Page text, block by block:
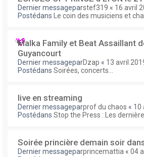
Dernier messageparstef319 « 16 avril
Postédans
Le coin des musiciens et
Malka Family et Beat Assaillant
Guyancourt
Dernier messageparDzap « 13 avril
Postédans Soirées, concerts...
live en streaming
Dernier messageparprof du chaos « 10
Postédans Stop the Press : Les
Soirée princière demain soir
Dernier messageparprincemattia « 04